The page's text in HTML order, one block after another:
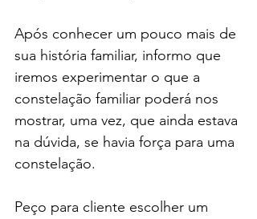
Após conhecer um pouco mais de
sua história familiar, informo que
iremos experimentar o que a
constelação familiar poderá nos
mostrar, uma vez, que ainda estava
na dúvida, se havia força para uma
constelação.
Peço para cliente escolher um